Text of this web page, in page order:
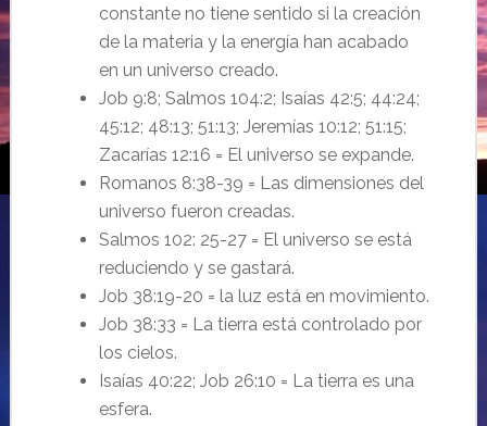
constante no tiene sentido si la creación
de la materia y la energía han acabado
en un universo creado.
Job 9:8; Salmos 104:2; Isaías 42:5; 44:24;
45:12; 48:13; 51:13; Jeremías 10:12; 51:15;
Zacarías 12:16 = El universo se expande.
Romanos 8:38-39 = Las dimensiones del
universo fueron creadas.
Salmos 102: 25-27 = El universo se está
reduciendo y se gastará.
Job 38:19-20 = la luz está en movimiento.
Job 38:33 = La tierra está controlado por
los cielos.
Isaías 40:22; Job 26:10 = La tierra es una
esfera.